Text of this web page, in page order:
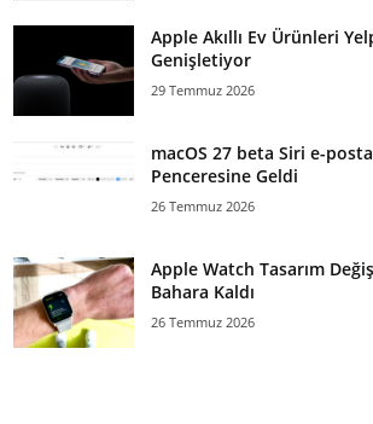
Apple Akıllı Ev Ürünleri
Genişletiyor
29 Temmuz 2026
macOS 27 beta Siri e-
Penceresine Geldi
26 Temmuz 2026
Apple Watch Tasarım
Bahara Kaldı
26 Temmuz 2026